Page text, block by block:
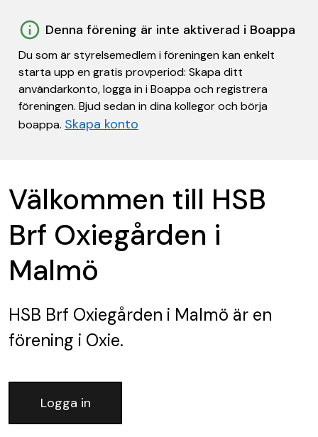
Denna förening är inte aktiverad i Boappa
Du som är styrelsemedlem i föreningen kan enkelt
starta upp en gratis provperiod: Skapa ditt
användarkonto, logga in i Boappa och registrera
föreningen. Bjud sedan in dina kollegor och börja
boappa. Skapa konto
Välkommen till HSB
Brf Oxiegården i
Malmö
HSB Brf Oxiegården i Malmö är en
förening i Oxie.
Logga in